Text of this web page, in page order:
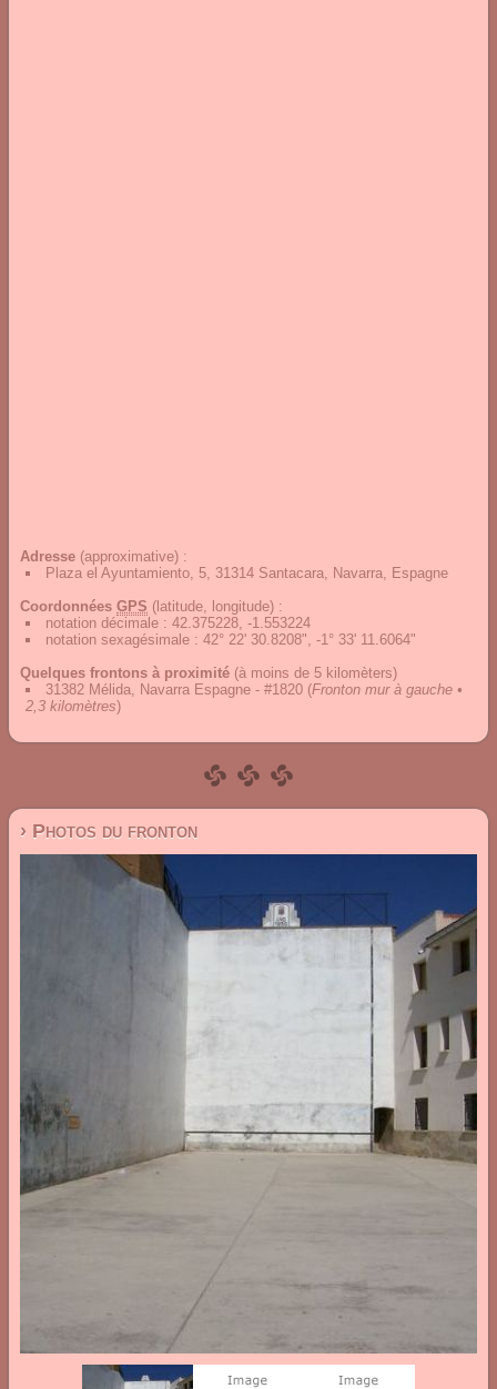
Adresse (approximative) :
Plaza el Ayuntamiento, 5, 31314 Santacara, Navarra, Espagne
Coordonnées GPS (latitude, longitude) :
notation décimale : 42.375228, -1.553224
notation sexagésimale : 42° 22' 30.8208", -1° 33' 11.6064"
Quelques frontons à proximité (à moins de 5 kilomèters)
31382 Mélida, Navarra Espagne - #1820 (Fronton mur à gauche •
2,3 kilomètres)
› Photos du fronton